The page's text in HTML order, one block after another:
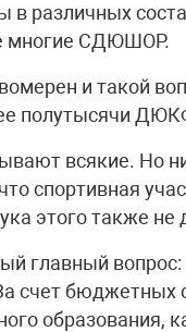
в различных
многие СДЮШОР.
и такой
полутысячи
всякие. Но
спортивная
этого также не
главный
счет
образования,